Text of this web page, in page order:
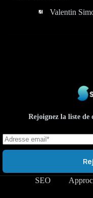
Valentin
Rejoignez la liste
SEO